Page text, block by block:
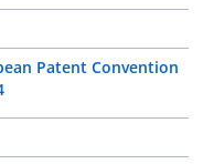
Patent Convention